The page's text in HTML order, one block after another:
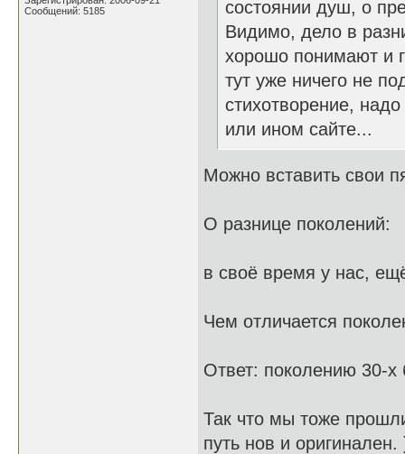
Сообщений: 5185
состоянии душ, о
Видимо, дело в
хорошо понимают и
тут уже ничего не
стихотворение,
или ином сайте...
Можно вставить свои
О разнице поколений:
в своё время у нас,
Чем отличается
Ответ: поколению 30-х
Так что мы тоже
путь нов и оригинален.